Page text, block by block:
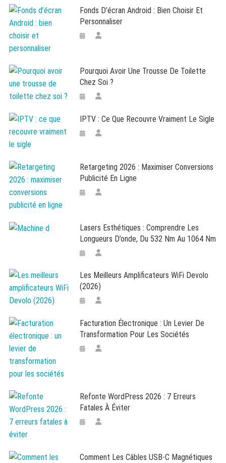
Fonds D’écran Android : Bien Choisir Et
Personnaliser
Pourquoi Avoir Une Trousse De Toilette
Chez Soi ?
IPTV : Ce Que Recouvre Vraiment Le Sigle
Retargeting 2026 : Maximiser Conversions
Publicité En Ligne
Lasers Esthétiques : Comprendre Les
Longueurs D’onde, Du 532 Nm Au 1064 Nm
Les Meilleurs Amplificateurs WiFi Devolo
(2026)
Facturation Électronique : Un Levier De
Transformation Pour Les Sociétés
Refonte WordPress 2026 : 7 Erreurs
Fatales À Éviter
Comment Les Câbles USB-C Magnétiques